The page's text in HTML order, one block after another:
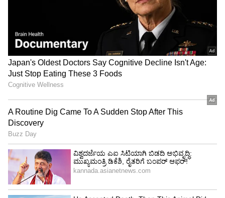
Image Credit :Asianet News
ಧನು ರಾಶಿಯವರಿಗೆ ಮಂಗಳ ನಕ್ಷತ್ರದಲ್ಲಿ ಸೂರ್ಯನ
ಸಂಚಾರವು ಸಕಾರಾತ್ಮಕವಾಗಿರಬಹುದು. ಒಂಟಿ ಜನರಿಗೆ
ಪ್ರೀತಿಯಲ್ಲಿ ಒಳ್ಳೆಯ ಸುದ್ದಿ ಸಿಗಬಹುದು. ನೀವು ಕುಟುಂಬ
ಸದಸ್ಯರೊಂದಿಗೆ ಉತ್ತಮ ಸಮಯ ಕಳೆಯುತ್ತೀರಿ. ಆದಾಯದ
ಮೂಲಗಳು ಹೆಚ್ಚಾಗಬಹುದು.